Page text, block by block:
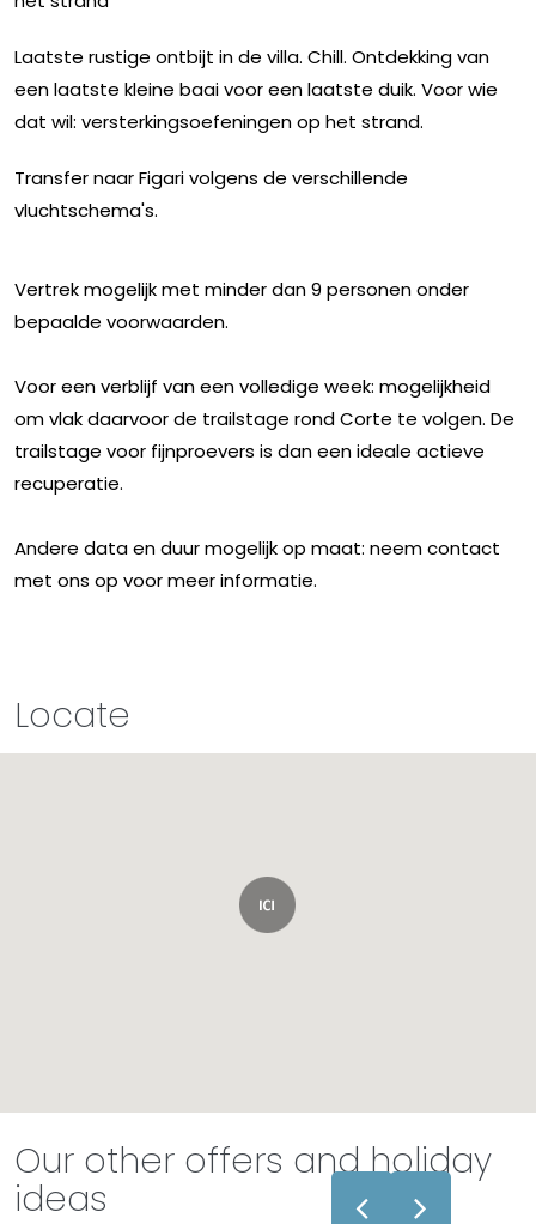
Laatste rustige ontbijt in de villa. Chill. Ontdekking van
een laatste kleine baai voor een laatste duik. Voor wie
dat wil: versterkingsoefeningen op het strand.
Transfer naar Figari volgens de verschillende
vluchtschema's.
Vertrek mogelijk met minder dan 9 personen onder
bepaalde voorwaarden.
Voor een verblijf van een volledige week: mogelijkheid
om vlak daarvoor de trailstage rond Corte te volgen. De
trailstage voor fijnproevers is dan een ideale actieve
recuperatie.
Andere data en duur mogelijk op maat: neem contact
met ons op voor meer informatie.
Locate
Our other offers and holiday
ideas